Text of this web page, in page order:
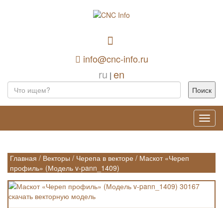
info@cnc-info.ru
ru | en
Главная / Векторы / Черепа в векторе / Маскот «Череп
профиль» (Модель v-pann_1409)